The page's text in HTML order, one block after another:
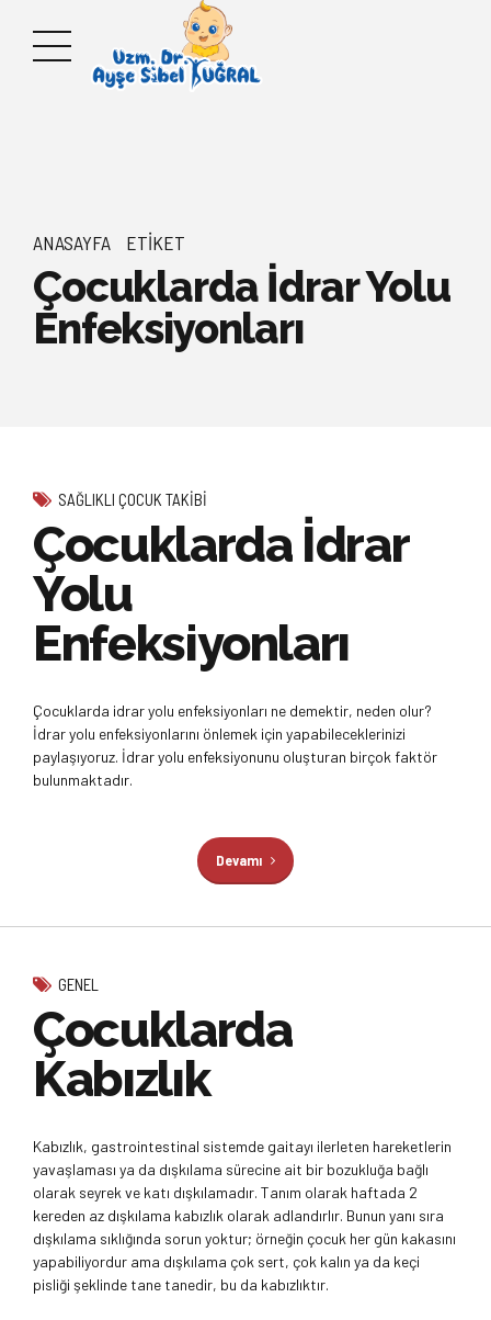
ANASAYFA ETIKET
Çocuklarda İdrar Yolu
Enfeksiyonları
SAĞLIKLI ÇOCUK TAKIBI
Çocuklarda İdrar
Yolu
Enfeksiyonları
Çocuklarda idrar yolu enfeksiyonları ne demektir, neden olur?
İdrar yolu enfeksiyonlarını önlemek için yapabileceklerinizi
paylaşıyoruz. İdrar yolu enfeksiyonunu oluşturan birçok faktör
bulunmaktadır.
Devamı
GENEL
Çocuklarda
Kabızlık
Kabızlık, gastrointestinal sistemde gaitayı ilerleten hareketlerin
yavaşlaması ya da dışkılama sürecine ait bir bozukluğa bağlı
olarak seyrek ve katı dışkılamadır. Tanım olarak haftada 2
kereden az dışkılama kabızlık olarak adlandırlır. Bunun yanı sıra
dışkılama sıklığında sorun yoktur; örneğin çocuk her gün kakasını
yapabiliyordur ama dışkılama çok sert, çok kalın ya da keçi
pisliği şeklinde tane tanedir, bu da kabızlıktır.